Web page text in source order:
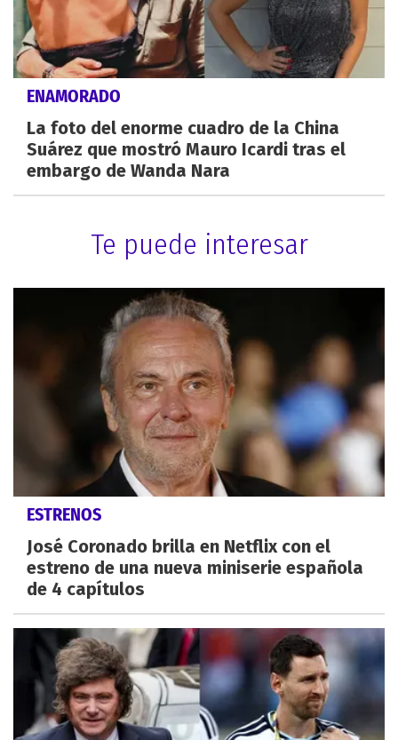
ENAMORADO
La foto del enorme cuadro de la China
Suárez que mostró Mauro Icardi tras el
embargo de Wanda Nara
Te puede interesar
ESTRENOS
José Coronado brilla en Netflix con el
estreno de una nueva miniserie española
de 4 capítulos